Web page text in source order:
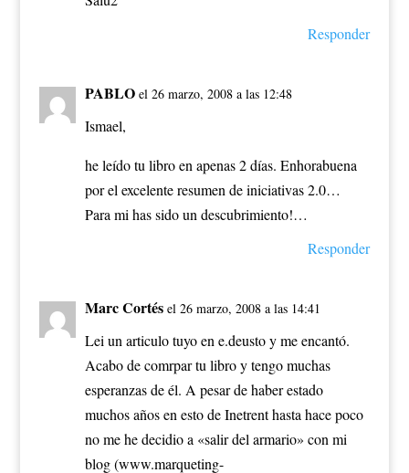
Responder
PABLO el 26 marzo, 2008 a las 12:48
Ismael,
he leído tu libro en apenas 2 días. Enhorabuena
por el excelente resumen de iniciativas 2.0…
Para mi has sido un descubrimiento!…
Responder
Marc Cortés el 26 marzo, 2008 a las 14:41
Lei un articulo tuyo en e.deusto y me encantó.
Acabo de comrpar tu libro y tengo muchas
esperanzas de él. A pesar de haber estado
muchos años en esto de Inetrent hasta hace poco
no me he decidio a «salir del armario» con mi
blog (www.marqueting-